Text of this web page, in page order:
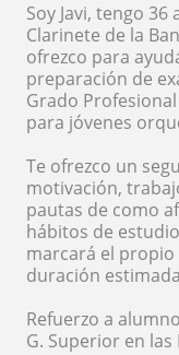
Soy Javi, tengo
Clarinete de la
ofrezco para
preparación de
Grado
para jóvenes
Te ofrezco un
motivación,
pautas de como
hábitos de
marcará el propio
duración
Refuerzo a
G. Superior en